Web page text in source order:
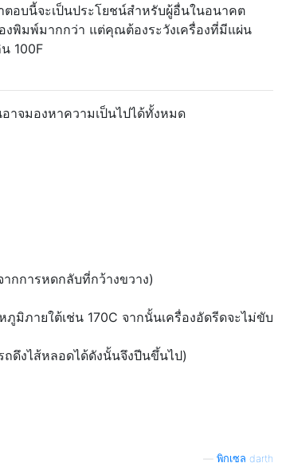
อบนี้จะเป็นประโยชน์สำหรับผู้อื่นในอนาคต
พิมพ์มากกว่า แต่คุณต้องระวังเครื่องที่มีแผ่น
100F
าจมองหาความเป็นไปได้ทั้งหมด
กการหดกลับที่กว้างขวาง)
มิภายใต้เช่น 170C จากนั้นเครื่องอัดรีดจะไม่ขับ
ดึงไส้หลอดได้ดังนั้นจึงปีนขึ้นไป)
พิกเซล darth